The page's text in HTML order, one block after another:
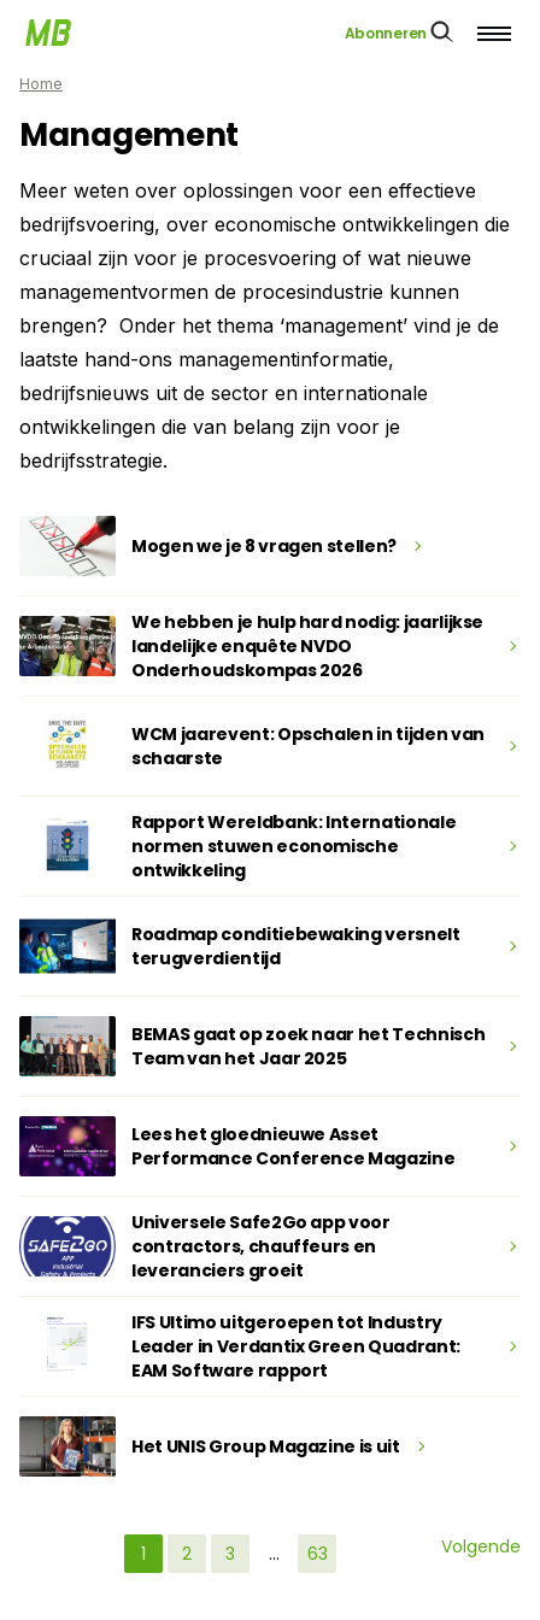
Abonneren
Home
Management
Meer weten over oplossingen voor een effectieve
bedrijfsvoering, over economische ontwikkelingen die
cruciaal zijn voor je procesvoering of wat nieuwe
managementvormen de procesindustrie kunnen
brengen? Onder het thema ‘management’ vind je de
laatste hand-ons managementinformatie,
bedrijfsnieuws uit de sector en internationale
ontwikkelingen die van belang zijn voor je
bedrijfsstrategie.
Mogen we je 8 vragen stellen?
We hebben je hulp hard nodig: jaarlijkse
landelijke enquête NVDO
Onderhoudskompas 2026
WCM jaarevent: Opschalen in tijden van
schaarste
Rapport Wereldbank: Internationale
normen stuwen economische
ontwikkeling
Roadmap conditiebewaking versnelt
terugverdientijd
BEMAS gaat op zoek naar het Technisch
Team van het Jaar 2025
Lees het gloednieuwe Asset
Performance Conference Magazine
Universele Safe2Go app voor
contractors, chauffeurs en
leveranciers groeit
IFS Ultimo uitgeroepen tot Industry
Leader in Verdantix Green Quadrant:
EAM Software rapport
Het UNIS Group Magazine is uit
1 2 3 … 63 Volgende